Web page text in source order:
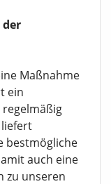
Maßnahme
ein
bestmögliche
auch eine
zu unseren